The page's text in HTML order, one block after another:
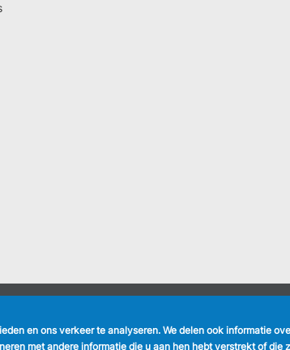
Facebook
en ons verkeer te analyseren. We delen ook informatie
met andere informatie die u aan hen hebt verstrekt of die